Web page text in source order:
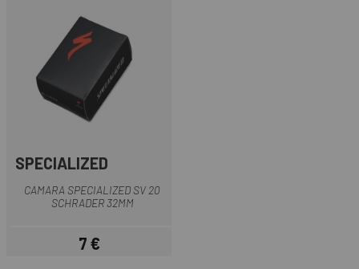
SPECIALIZED
CAMARA SPECIALIZED SV 20
SCHRADER 32MM
Precio
7 €